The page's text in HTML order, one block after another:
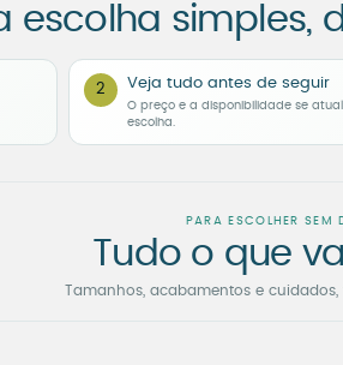
escolha simples,
2 Veja tudo antes de seguir
O preço e a disponibilidade se
escolha.
PARA ESCOLHER SEM
Tudo o que
Tamanhos, acabamentos e